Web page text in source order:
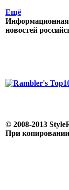
Ещё
Информационная
новостей
© 2008-2013
При